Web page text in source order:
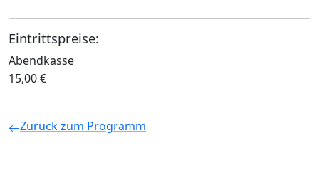
Eintrittspreise:
Abendkasse
15,00 €
Zurück zum Programm